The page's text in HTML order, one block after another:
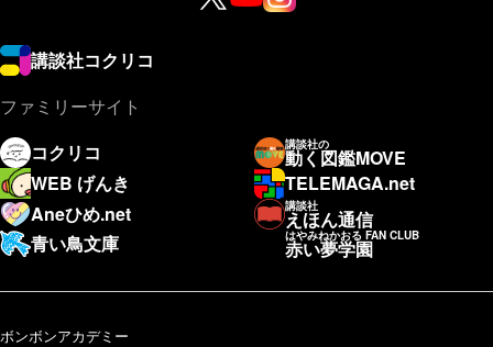
講談社コクリコ
ファミリーサイト
コクリコ
講談社の
動く図鑑MOVE
WEB げんき
TELEMAGA.net
Aneひめ.net
講談社
えほん通信
青い鳥文庫
はやみねかおる FAN CLUB
赤い夢学園
ボンボンアカデミー